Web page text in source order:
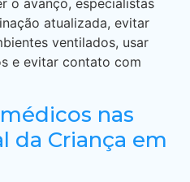
atualizada, evitar
ventilados, usar
e evitar contato com
nas
da Criança em